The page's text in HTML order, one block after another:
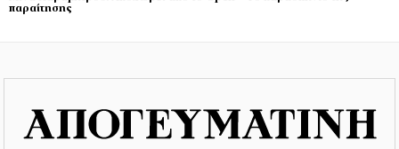
παραίτησης